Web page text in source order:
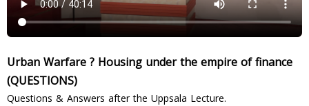
Urban Warfare ? Housing under the empire of finance
(QUESTIONS)
Questions & Answers after the Uppsala Lecture.